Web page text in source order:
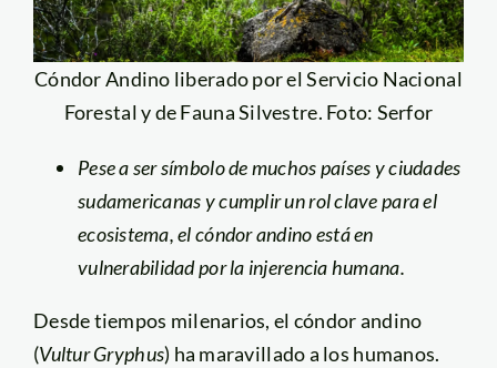
Cóndor Andino liberado por el Servicio Nacional
Forestal y de Fauna Silvestre. Foto: Serfor
Pese a ser símbolo de muchos países y ciudades
sudamericanas y cumplir un rol clave para el
ecosistema, el cóndor andino está en
vulnerabilidad por la injerencia humana.
Desde tiempos milenarios, el cóndor andino
(Vultur Gryphus) ha maravillado a los humanos.